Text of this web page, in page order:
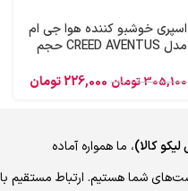
اسپری خوشبو کننده هوا جی ام
مدل CREED AVENTUS حجم
305,100تومان 226,000تومان
کالا)، ما همواره آماده
شما هستیم. ارتباط مستقیم با